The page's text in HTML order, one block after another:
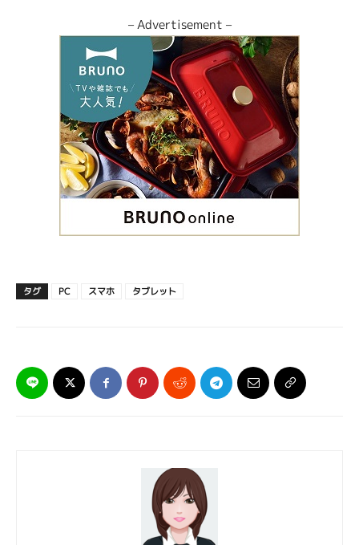
– Advertisement –
タグ PC スマホ タブレット